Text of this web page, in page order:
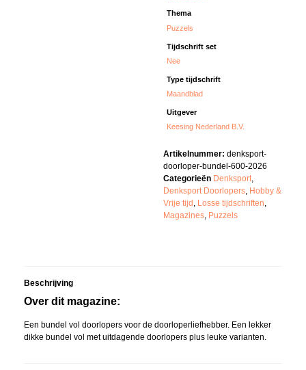
Thema
Puzzels
Tijdschrift set
Nee
Type tijdschrift
Maandblad
Uitgever
Keesing Nederland B.V.
Artikelnummer: denksport-
doorloper-bundel-600-2026
Categorieën Denksport
Denksport Doorlopers Hobby &
Vrije tijd Losse tijdschriften
Magazines Puzzels
Beschrijving
Over dit magazine:
Een bundel vol doorlopers voor de doorloperliefhebber. Een lekker
dikke bundel vol met uitdagende doorlopers plus leuke varianten.